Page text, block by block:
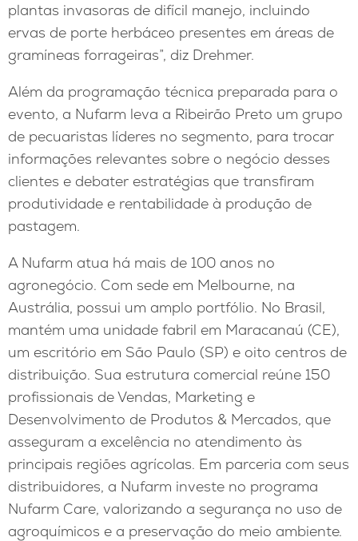
plantas invasoras de difícil manejo, incluindo
ervas de porte herbáceo presentes em áreas de
gramíneas forrageiras”, diz Drehmer.
Além da programação técnica preparada para o
evento, a Nufarm leva a Ribeirão Preto um grupo
de pecuaristas líderes no segmento, para trocar
informações relevantes sobre o negócio desses
clientes e debater estratégias que transfiram
produtividade e rentabilidade à produção de
pastagem.
A Nufarm atua há mais de 100 anos no
agronegócio. Com sede em Melbourne, na
Austrália, possui um amplo portfólio. No Brasil,
mantém uma unidade fabril em Maracanaú (CE),
um escritório em São Paulo (SP) e oito centros de
distribuição. Sua estrutura comercial reúne 150
profissionais de Vendas, Marketing e
Desenvolvimento de Produtos & Mercados, que
asseguram a excelência no atendimento às
principais regiões agrícolas. Em parceria com seus
distribuidores, a Nufarm investe no programa
Nufarm Care, valorizando a segurança no uso de
agroquímicos e a preservação do meio ambiente.